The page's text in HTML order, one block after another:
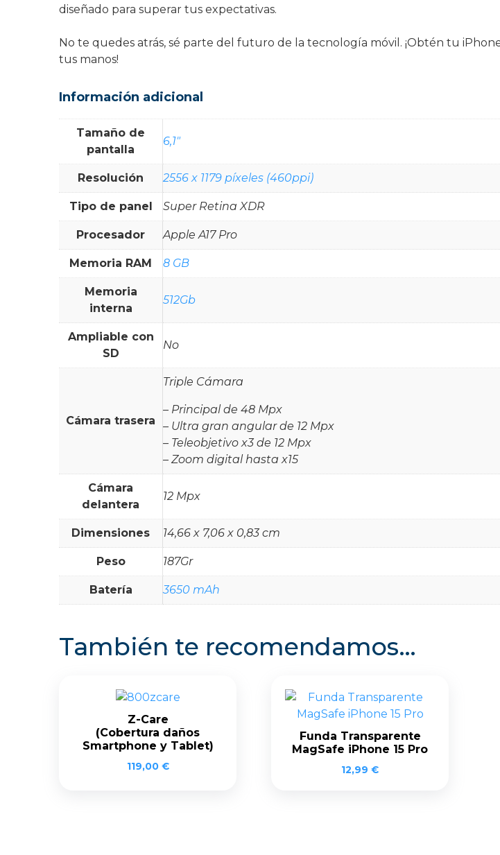
diseñado para superar tus expectativas.
No te quedes atrás, sé parte del futuro de la tecnología móvil. ¡Obtén tu
tus manos!
Información adicional
Tamaño de
pantalla
6,1"
Resolución 2556 x 1179 píxeles (460ppi)
Tipo de panel Super Retina XDR
Procesador Apple A17 Pro
Memoria RAM 8 GB
Memoria
interna
512Gb
Ampliable con
SD
No
Cámara trasera
Triple Cámara
– Principal de 48 Mpx
– Ultra gran angular de 12 Mpx
– Teleobjetivo x3 de 12 Mpx
– Zoom digital hasta x15
Cámara
delantera
12 Mpx
Dimensiones 14,66 x 7,06 x 0,83 cm
Peso 187Gr
Batería 3650 mAh
También te recomendamos…
Z-Care
(Cobertura daños
Smartphone y Tablet)
119,00 €
Funda Transparente
MagSafe iPhone 15 Pro
12,99 €